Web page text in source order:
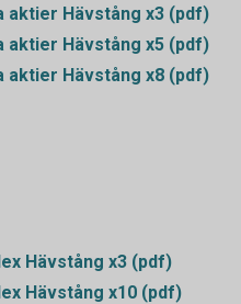
aktier Hävstång x3 (pdf)
aktier Hävstång x5 (pdf)
aktier Hävstång x8 (pdf)
Hävstång x3 (pdf)
Hävstång x10 (pdf)